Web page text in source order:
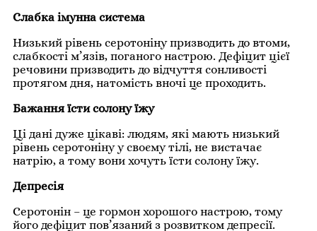
Слабка імунна система
Низький рівень серотоніну призводить до втоми,
слабкості м’язів, поганого настрою. Дефіцит цієї
речовини призводить до відчуття сонливості
протягом дня, натомість вночі це проходить.
Бажання їсти солону їжу
Ці дані дуже цікаві: людям, які мають низький
рівень серотоніну у своєму тілі, не вистачає
натрію, а тому вони хочуть їсти солону їжу.
Депресія
Серотонін – це гормон хорошого настрою, тому
його дефіцит пов’язаний з розвитком депресії.